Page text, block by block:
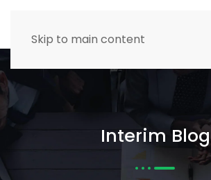
Skip to main content
Interim Blog